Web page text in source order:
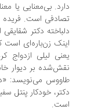
بی‌معنایی‌ یا معنای
است. فریده یکی
دکتر شقایقی
زن‌باره‌ای است که دست
لیلی ازدواج کرده
بر دیوار خانه
می‌نویسد: «دوستت
خودکار پنتل سفید